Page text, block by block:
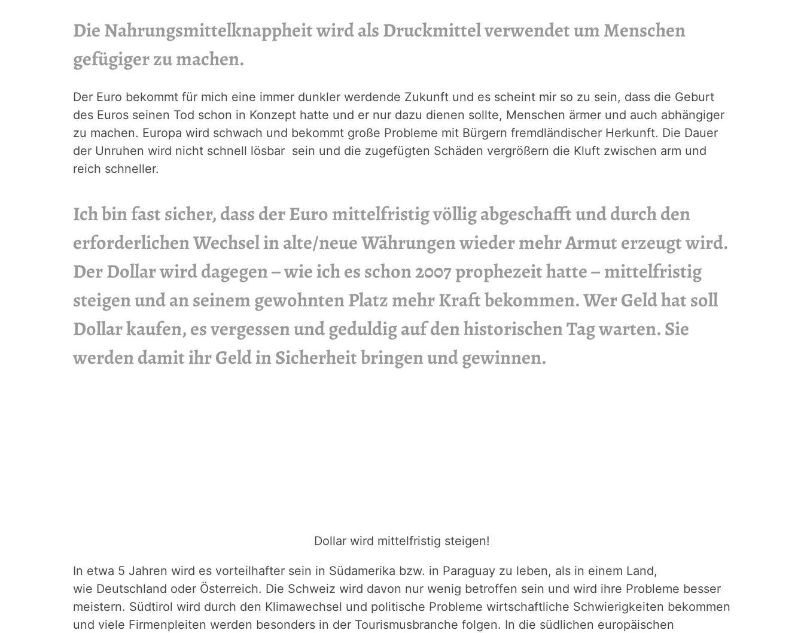
Die Nahrungsmittelknappheit wird als Druckmittel verwendet um Menschen
gefügiger zu machen.
Der Euro bekommt für mich eine immer dunkler werdende Zukunft und es scheint mir so zu sein, dass die Geburt
des Euros seinen Tod schon in Konzept hatte und er nur dazu dienen sollte, Menschen ärmer und auch abhängiger
zu machen. Europa wird schwach und bekommt große Probleme mit Bürgern fremdländischer Herkunft. Die Dauer
der Unruhen wird nicht schnell lösbar sein und die zugefügten Schäden vergrößern die Kluft zwischen arm und
reich schneller.
Ich bin fast sicher, dass der Euro mittelfristig völlig abgeschafft und durch den
erforderlichen Wechsel in alte/neue Währungen wieder mehr Armut erzeugt wird.
Der Dollar wird dagegen – wie ich es schon 2007 prophezeit hatte – mittelfristig
steigen und an seinem gewohnten Platz mehr Kraft bekommen. Wer Geld hat soll
Dollar kaufen, es vergessen und geduldig auf den historischen Tag warten. Sie
werden damit ihr Geld in Sicherheit bringen und gewinnen.
Dollar wird mittelfristig steigen!
In etwa 5 Jahren wird es vorteilhafter sein in Südamerika bzw. in Paraguay zu leben, als in einem Land,
wie Deutschland oder Österreich. Die Schweiz wird davon nur wenig betroffen sein und wird ihre Probleme besser
meistern. Südtirol wird durch den Klimawechsel und politische Probleme wirtschaftliche Schwierigkeiten bekommen
und viele Firmenpleiten werden besonders in der Tourismusbranche folgen. In die südlichen europäischen